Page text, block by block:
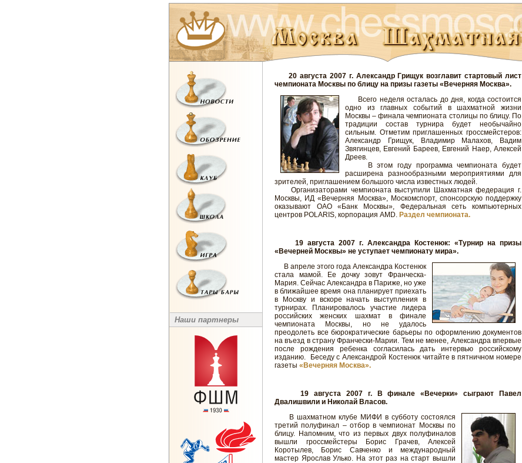
Наши партнеры
20 августа 2007 г. Александр Грищук возглавит стартовый лист
чемпионата Москвы по блицу на призы газеты «Вечерняя Москва».
Всего неделя осталась до дня, когда состоится
одно из главных событий в шахматной жизни
Москвы – финала чемпионата столицы по блицу. По
традиции состав турнира будет необычайно
сильным. Отметим приглашенных гроссмейстеров:
Александр Грищук, Владимир Малахов, Вадим
Звягинцев, Евгений Бареев, Евгений Наер, Алексей
Дреев.
В этом году программа чемпионата будет
расширена разнообразными мероприятиями для
зрителей, приглашением большого числа известных людей.
Организаторами чемпионата выступили Шахматная федерация г.
Москвы, ИД «Вечерняя Москва», Москомспорт, спонсорскую поддержку
оказывают ОАО «Банк Москвы», Федеральная сеть компьютерных
центров POLARIS, корпорация AMD. Раздел чемпионата.
19 августа 2007 г. Александра Костенюк: «Турнир на призы
«Вечерней Москвы» не уступает чемпионату мира».
В апреле этого года Александра Костенюк
стала мамой. Ее дочку зовут Франческа-
Мария. Сейчас Александра в Париже, но уже
в ближайшее время она планирует приехать
в Москву и вскоре начать выступления в
турнирах. Планировалось участие лидера
российских женских шахмат в финале
чемпионата Москвы, но не удалось
преодолеть все бюрократические барьеры по оформлению документов
на въезд в страну Франчески-Марии. Тем не менее, Александра впервые
после рождения ребенка согласилась дать интервью российскому
изданию. Беседу с Александрой Костенюк читайте в пятничном номере
газеты «Вечерняя Москва».
19 августа 2007 г. В финале «Вечерки» сыграют Павел
Двалишвили и Николай Власов.
В шахматном клубе МИФИ в субботу состоялся
третий полуфинал – отбор в чемпионат Москвы по
блицу. Напомним, что из первых двух полуфиналов
вышли гроссмейстеры Борис Грачев, Алексей
Коротылев, Борис Савченко и международный
мастер Ярослав Улько. На этот раз на старт вышли